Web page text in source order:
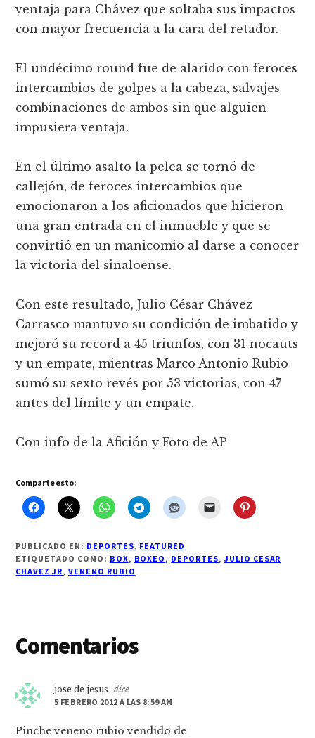
ventaja para Chávez que soltaba sus impactos
con mayor frecuencia a la cara del retador.
El undécimo round fue de alarido con feroces
intercambios de golpes a la cabeza, salvajes
combinaciones de ambos sin que alguien
impusiera ventaja.
En el último asalto la pelea se tornó de
callejón, de feroces intercambios que
emocionaron a los aficionados que hicieron
una gran entrada en el inmueble y que se
convirtió en un manicomio al darse a conocer
la victoria del sinaloense.
Con este resultado, Julio César Chávez
Carrasco mantuvo su condición de imbatido y
mejoró su record a 45 triunfos, con 31 nocauts
y un empate, mientras Marco Antonio Rubio
sumó su sexto revés por 53 victorias, con 47
antes del límite y un empate.
Con info de la Afición y Foto de AP
Comparte esto:
PUBLICADO EN: DEPORTES, FEATURED
ETIQUETADO COMO: BOX, BOXEO , DEPORTES, JULIO CESAR
CHAVEZ JR, VENENO RUBIO
Interacciones
los
lectores
Comentarios
jose de jesus
dice
5 FEBRERO 2012 A LAS 8:59 AM
Pinche veneno rubio vendido de